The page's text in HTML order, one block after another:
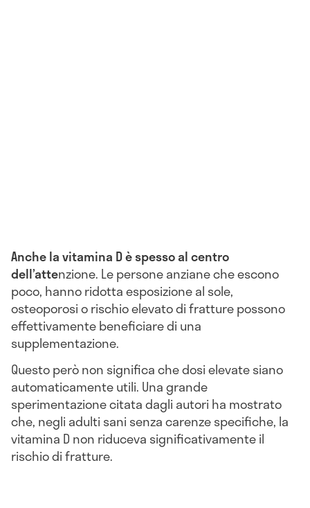
Anche la vitamina D è spesso al centro
dell’attenzione. Le persone anziane che escono
poco, hanno ridotta esposizione al sole,
osteoporosi o rischio elevato di fratture possono
effettivamente beneficiare di una
supplementazione.
Questo però non significa che dosi elevate siano
automaticamente utili. Una grande
sperimentazione citata dagli autori ha mostrato
che, negli adulti sani senza carenze specifiche, la
vitamina D non riduceva significativamente il
rischio di fratture.